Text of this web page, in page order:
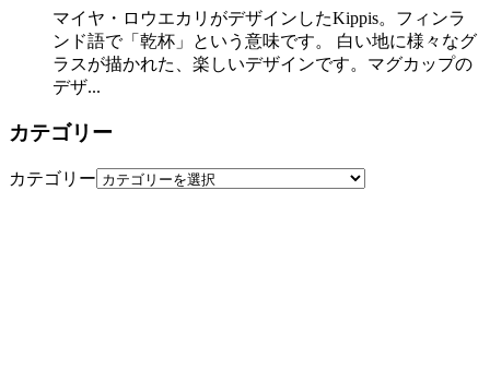
マイヤ・ロウエカリがデザインしたKippis。フィンラ
ンド語で「乾杯」という意味です。 白い地に様々なグ
ラスが描かれた、楽しいデザインです。マグカップの
デザ...
カテゴリー
カテゴリー